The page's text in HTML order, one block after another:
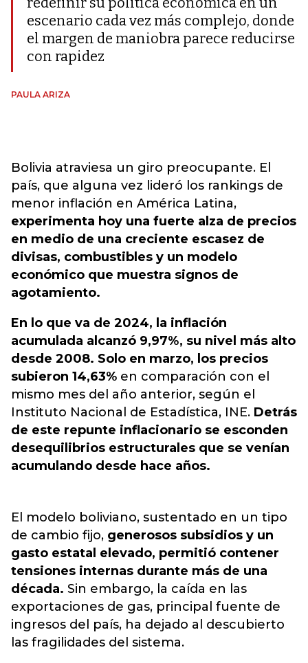
escenario cada vez más complejo, donde
el margen de maniobra parece reducirse
con rapidez
PAULA ARIZA
Bolivia atraviesa un giro preocupante. El
país, que alguna vez lideró los rankings de
menor inflación en América Latina,
experimenta hoy una fuerte alza de precios
en medio de una creciente escasez de
divisas, combustibles y un modelo
económico que muestra signos de
agotamiento.
En lo que va de 2024, la inflación
acumulada alcanzó 9,97%, su nivel más alto
desde 2008. Solo en marzo, los precios
subieron 14,63% en comparación con el
mismo mes del año anterior, según el
Instituto Nacional de Estadística, INE. Detrás
de este repunte inflacionario se esconden
desequilibrios estructurales que se venían
acumulando desde hace años.
El modelo boliviano, sustentado en un tipo
de cambio fijo, generosos subsidios y un
gasto estatal elevado, permitió contener
tensiones internas durante más de una
década. Sin embargo, la caída en las
exportaciones de gas, principal fuente de
ingresos del país, ha dejado al descubierto
las fragilidades del sistema.